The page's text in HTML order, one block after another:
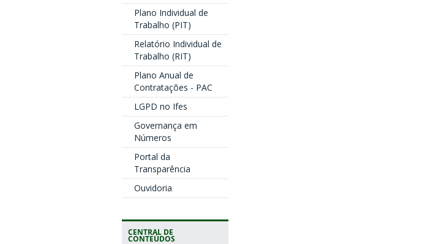
Plano Individual de
Trabalho (PIT)
Relatório Individual de
Trabalho (RIT)
Plano Anual de
Contratações - PAC
LGPD no Ifes
Governança em
Números
Portal da
Transparência
Ouvidoria
CENTRAL DE
CONTEÚDOS